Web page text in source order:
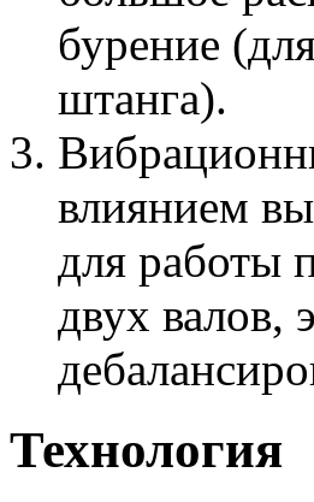
бурение
штанга).
влиянием
для работы
двух валов,
Технология